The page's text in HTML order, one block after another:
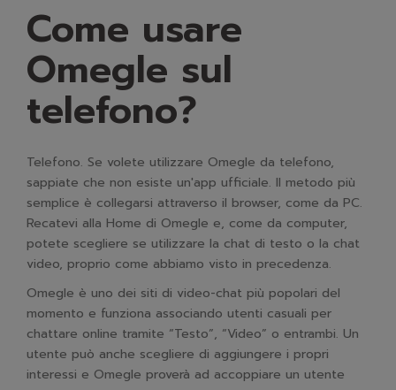
Come usare
Omegle sul
telefono?
Telefono. Se volete utilizzare Omegle da telefono,
sappiate che non esiste un'app ufficiale. Il metodo più
semplice è collegarsi attraverso il browser, come da PC.
Recatevi alla Home di Omegle e, come da computer,
potete scegliere se utilizzare la chat di testo o la chat
video, proprio come abbiamo visto in precedenza.
Omegle è uno dei siti di video-chat più popolari del
momento e funziona associando utenti casuali per
chattare online tramite “Testo”, “Video” o entrambi. Un
utente può anche scegliere di aggiungere i propri
interessi e Omegle proverà ad accoppiare un utente